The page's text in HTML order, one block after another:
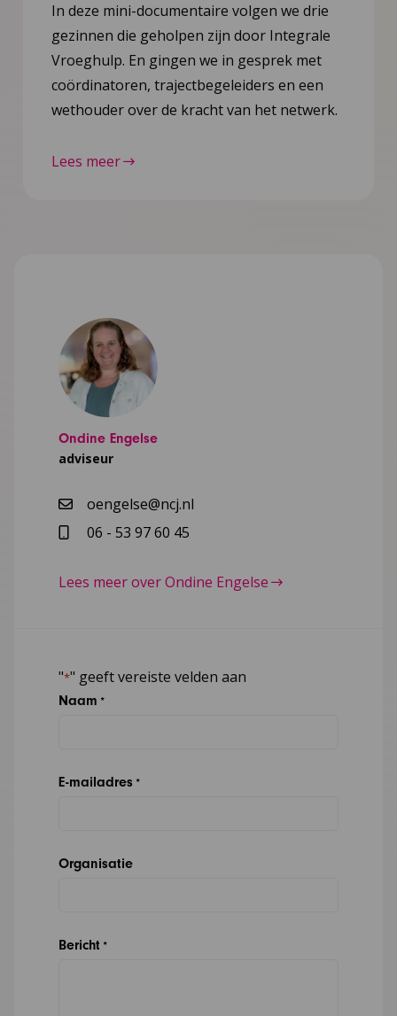
In deze mini-documentaire volgen we drie
gezinnen die geholpen zijn door Integrale
Vroeghulp. En gingen we in gesprek met
coördinatoren, trajectbegeleiders en een
wethouder over de kracht van het netwerk.
Lees meer
Ondine Engelse
adviseur
oengelse@ncj.nl
06 - 53 97 60 45
Lees meer over Ondine Engelse
"*" geeft vereiste velden aan
Naam *
E-mailadres *
Organisatie
Bericht *